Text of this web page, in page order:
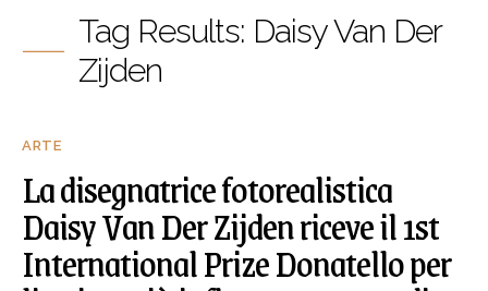
Tag Results: Daisy Van Der
Zijden
ARTE
La disegnatrice fotorealistica
Daisy Van Der Zijden riceve il 1st
International Prize Donatello per